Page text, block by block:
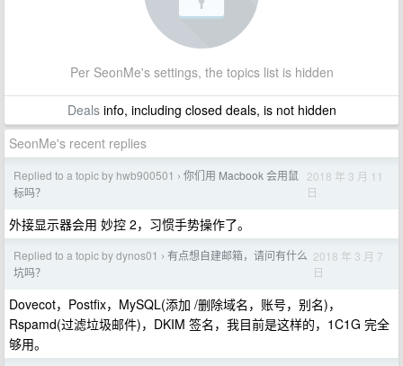
Per SeonMe's settings, the topics list is hidden
Dealsinfo, including closed deals, is not hidden
SeonMe's recent replies
Replied to a topic by hwb900501 › 你们用 Macbook 会用鼠
标吗？
2018 年 3 月 11
日
外接显示器会用 妙控 2，习惯手势操作了。
Replied to a topic by dynos01 › 有点想自建邮箱，请问有什么
坑吗？
2018 年 3 月 7
日
Dovecot，Postfix，MySQL(添加 /删除域名，账号，别名)，
Rspamd(过滤垃圾邮件)，DKIM 签名，我目前是这样的，1C1G 完全
够用。